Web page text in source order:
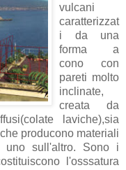
vulcani
caratterizzat
i da una
forma a
cono con
pareti molto
inclinate,
creata da
laviche),sia
producono materiali
uno sull'altro. Sono i
l'osssatura